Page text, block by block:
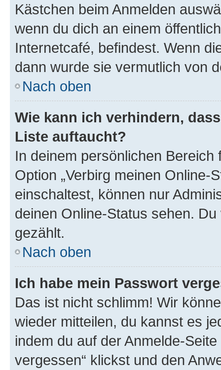
Kästchen beim Anmelden
wenn du dich an einem
Internetcafé, befindest. Wenn
dann wurde sie vermutlich von
Nach oben
Wie kann ich verhindern,
Liste auftaucht?
In deinem persönlichen
Option „Verbirg meinen Online-
einschaltest, können nur
deinen Online-Status sehen.
gezählt.
Nach oben
Ich habe mein Passwort
Das ist nicht schlimm! Wir
wieder mitteilen, du kannst es
indem du auf der Anmelde-
vergessen“ klickst und den